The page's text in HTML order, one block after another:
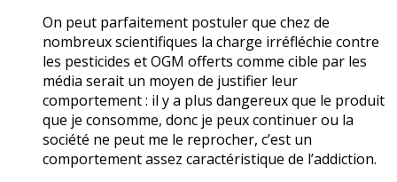
On peut parfaitement postuler que chez de
nombreux scientifiques la charge irréfléchie contre
les pesticides et OGM offerts comme cible par les
média serait un moyen de justifier leur
comportement : il y a plus dangereux que le produit
que je consomme, donc je peux continuer ou la
société ne peut me le reprocher, c’est un
comportement assez caractéristique de l’addiction.